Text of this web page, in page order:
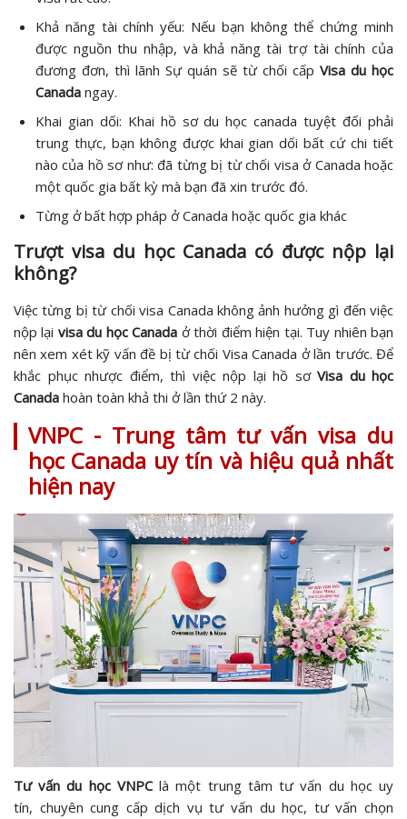
Khả năng tài chính yếu: Nếu bạn không thể chứng minh
được nguồn thu nhập, và khả năng tài trợ tài chính của
đương đơn, thì lãnh Sự quán sẽ từ chối cấp Visa du học
Canada ngay.
Khai gian dối: Khai hồ sơ du học canada tuyệt đối phải
trung thực, bạn không được khai gian dối bất cứ chi tiết
nào của hồ sơ như: đã từng bị từ chối visa ở Canada hoặc
một quốc gia bất kỳ mà bạn đã xin trước đó.
Từng ở bất hợp pháp ở Canada hoặc quốc gia khác
Trượt visa du học Canada có được nộp lại
không?
Việc từng bị từ chối visa Canada không ảnh hưởng gì đến việc
nộp lại visa du học Canada ở thời điểm hiện tại. Tuy nhiên bạn
nên xem xét kỹ vấn đề bị từ chối Visa Canada ở lần trước. Để
khắc phục nhược điểm, thì việc nộp lại hồ sơ Visa du học
Canada hoàn toàn khả thi ở lần thứ 2 này.
VNPC - Trung tâm tư vấn visa du
học Canada uy tín và hiệu quả nhất
hiện nay
Tư vấn du học VNPClà một trung tâm tư vấn du học uy
tín, chuyên cung cấp dịch vụ tư vấn du học, tư vấn chọn